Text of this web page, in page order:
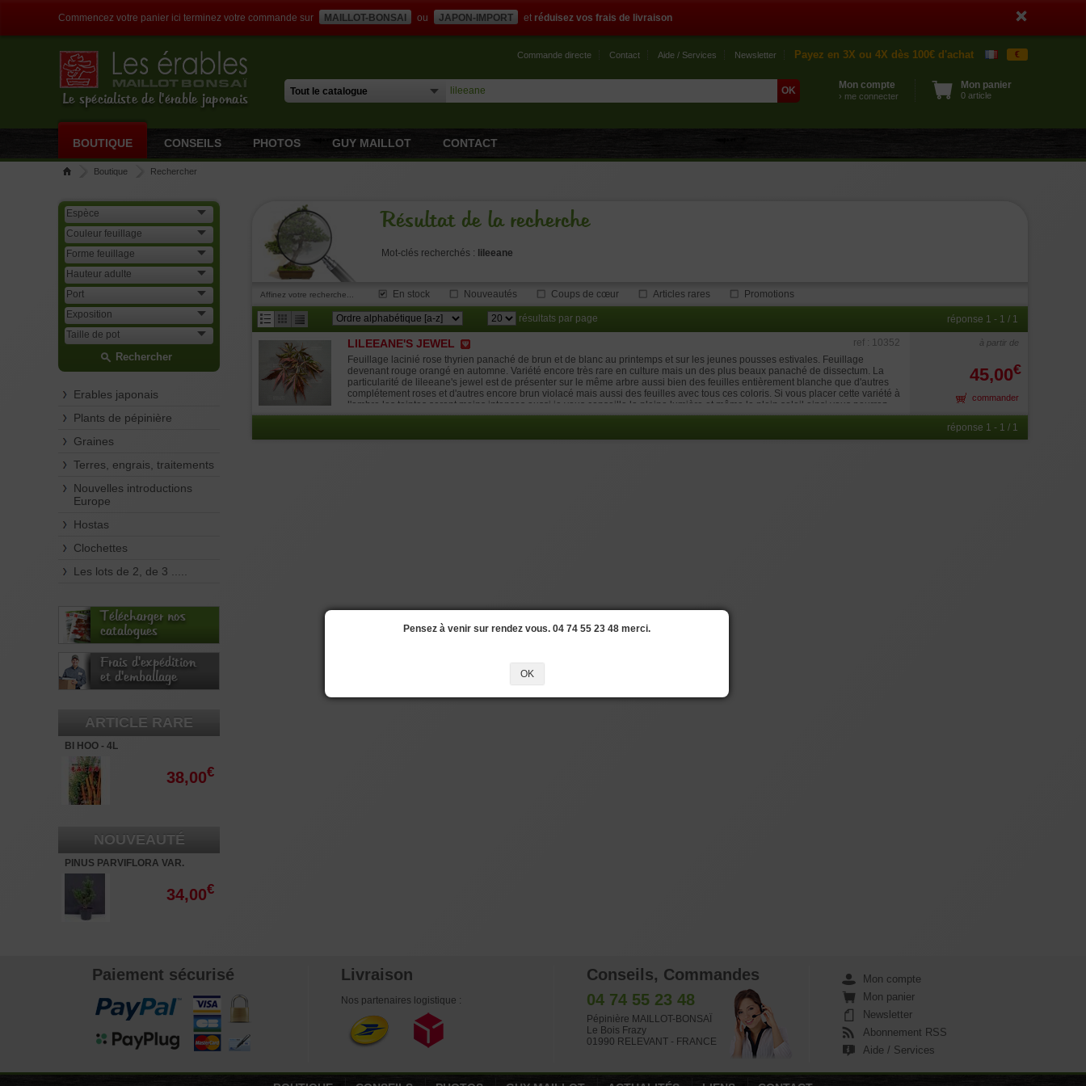
Commencez votre panier ici terminez votre commande sur MAILLOT-BONSAI ou JAPON-IMPORT et réduisez vos frais de livraison
Le spécialiste de l'érable japonais
Commande directe Contact Aide / Services Newsletter Payez en 3X ou 4X dès 100€ d'achat €
Mon compte
› me connecter
Mon panier
0 article
BOUTIQUE CONSEILS PHOTOS GUY MAILLOT CONTACT
Boutique Rechercher
Rechercher
Erables japonais
Plants de pépinière
Graines
Terres, engrais, traitements
Nouvelles introductions
Europe
Hostas
Clochettes
Les lots de 2, de 3 .....
Télécharger nos
catalogues
Frais d'expédition
et d'emballage
ARTICLE RARE
BI HOO - 4L
38,00€
NOUVEAUTÉ
PINUS PARVIFLORA VAR.
NEGISHI 3 LITRES
34,00€
Résultat de la recherche
Mot-clés recherchés : lileeane
Affinez votre recherche... En stock Nouveautés Coups de cœur Articles rares Promotions
résultats par page réponse 1 - 1 / 1
LILEEANE'S JEWEL
ref : 10352
Feuillage lacinié rose thyrien panaché de brun et de blanc au printemps et sur les jeunes pousses estivales. Feuillage
devenant rouge orangé en automne. Variété encore très rare en culture mais un des plus beaux panaché de dissectum. La
particularité de lileeane's jewel est de présenter sur le même arbre aussi bien des feuilles entièrement blanche que d'autres
complétement roses et d'autres encore brun violacé mais aussi des feuilles avec tous ces coloris. Si vous placer cette variété à
l'ombre les teintes seront moins intenses aussi je vous conseille la pleine lumière et même le plein soleil ainsi vous pourrez
profiter pleinement de la beauté de cette variété. Originaire des USA introduction en Europe Guy Maillot en 2014. Une des
plante livrée sera en conteneur plastique. Attention les érables en pot de 10 litres de part leur port tabulaire mesurent entre 55
45,00€
à partir de
commander
réponse 1 - 1 / 1
Paiement sécurisé Livraison
Nos partenaires logistique :
Conseils, Commandes
04 74 55 23 48
Pépinière MAILLOT-BONSAÏ
Le Bois Frazy
01990 RELEVANT - FRANCE
Mon compte
Mon panier
Newsletter
Abonnement RSS
Aide / Services
Pensez à venir sur rendez vous. 04 74 55 23 48 merci.
OK